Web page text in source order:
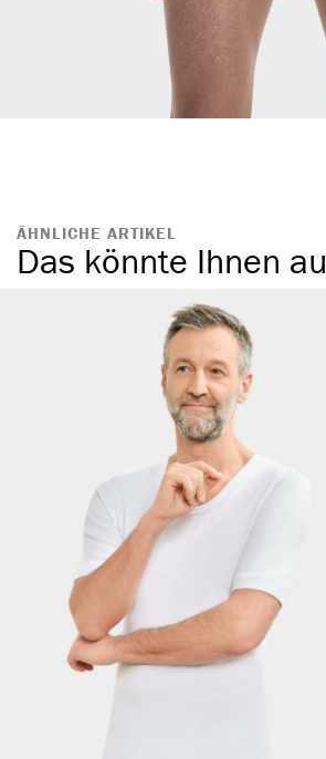
ÄHNLICHE ARTIKEL
Das könnte Ihnen